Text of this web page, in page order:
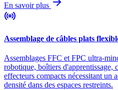
En savoir plus
Assemblage de câbles plats
Assemblages FFC et FPC ultra-
robotique, boîtiers d'apprentissage,
effecteurs compacts nécessitant un
densité dans des espaces restreints.